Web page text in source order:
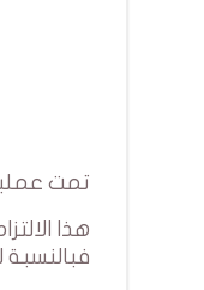
تمت
هذا
فبالنسبة